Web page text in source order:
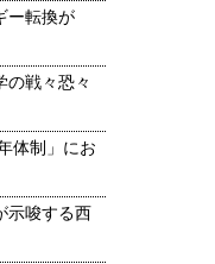
ー転換が
の戦々恐々
体制」にお
示唆する西